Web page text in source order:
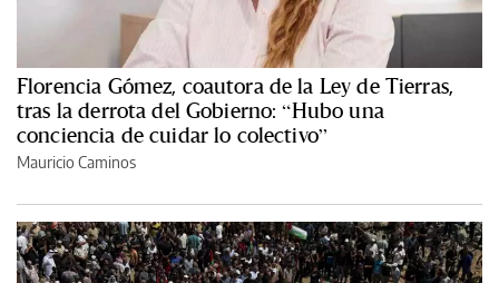
Florencia Gómez, coautora de la Ley de Tierras,
tras la derrota del Gobierno: “Hubo una
conciencia de cuidar lo colectivo”
Mauricio Caminos